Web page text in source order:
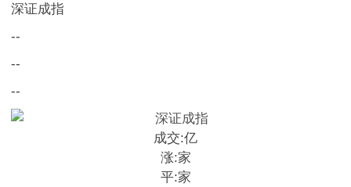
深证成指
--
--
--
成交:亿
涨:家
平:家